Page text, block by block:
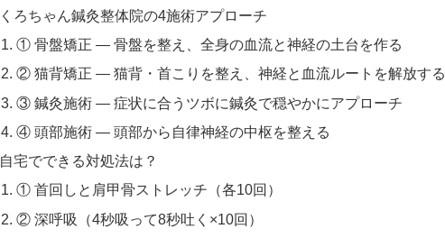
くろちゃん鍼灸整体院の4施術アプローチ
① 骨盤矯正 — 骨盤を整え、全身の血流と神経の土台を作る
② 猫背矯正 — 猫背・首こりを整え、神経と血流ルートを解放する
③ 鍼灸施術 — 症状に合うツボに鍼灸で穏やかにアプローチ
④ 頭部施術 — 頭部から自律神経の中枢を整える
自宅でできる対処法は？
① 首回しと肩甲骨ストレッチ（各10回）
② 深呼吸（4秒吸って8秒吐く×10回）